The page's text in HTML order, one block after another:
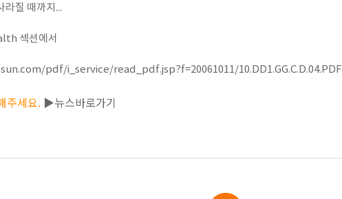
라질 때까지...
섹션에서
pdf/i_service/read_pdf.jsp?f=20061011/10.DD1.GG.C.D.04.PDF
주세요. ▶뉴스바로가기